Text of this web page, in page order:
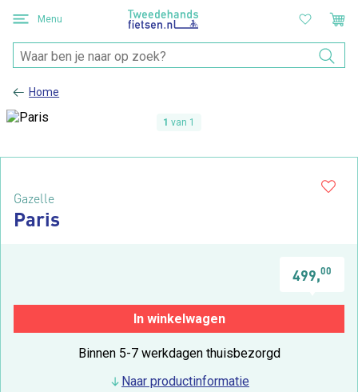
Menu
Home
1 van 1
Gazelle
Paris
499,00
In winkelwagen
Binnen 5-7 werkdagen thuisbezorgd
Naar productinformatie